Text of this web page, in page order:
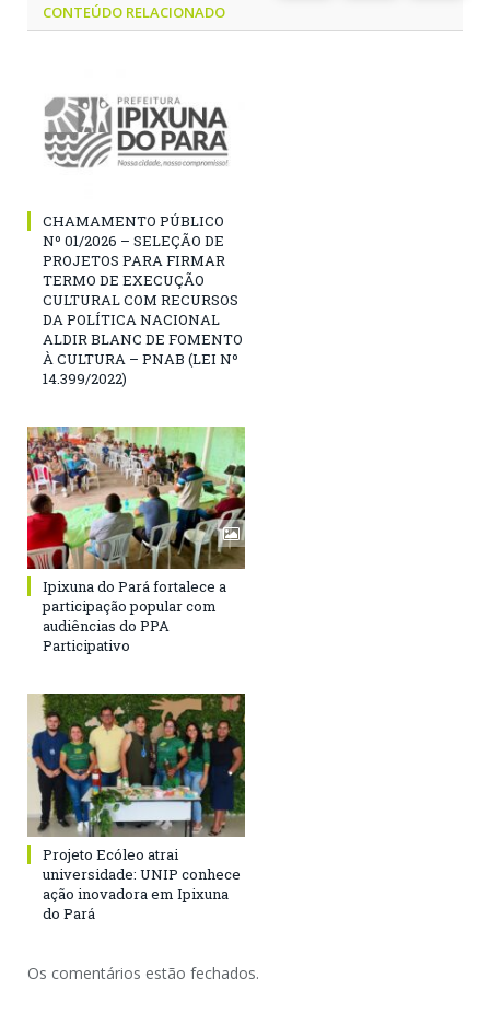
CONTEÚDO RELACIONADO
CHAMAMENTO PÚBLICO
Nº 01/2026 – SELEÇÃO DE
PROJETOS PARA FIRMAR
TERMO DE EXECUÇÃO
CULTURAL COM RECURSOS
DA POLÍTICA NACIONAL
ALDIR BLANC DE FOMENTO
À CULTURA – PNAB (LEI Nº
14.399/2022)
Ipixuna do Pará fortalece a
participação popular com
audiências do PPA
Participativo
Projeto Ecóleo atrai
universidade: UNIP conhece
ação inovadora em Ipixuna
do Pará
Os comentários estão fechados.